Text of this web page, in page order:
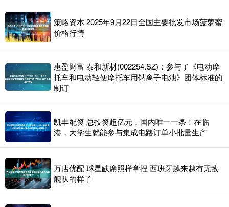
策略资本 2025年9月22日全国主要批发市场菠萝蜜
价格行情
惠盈财富 泰和新材(002254.SZ)：参与了《电动摩
托车和电动轻便摩托车用钠离子电池》团体标准的
制订
凯丰配资 总投资超亿元，国内唯一一条！在临
港，大学生就能参与集成电路订单小批量生产
万店优配 球星缺席照样拿捏 西班牙越来越有无敌
舰队的样子